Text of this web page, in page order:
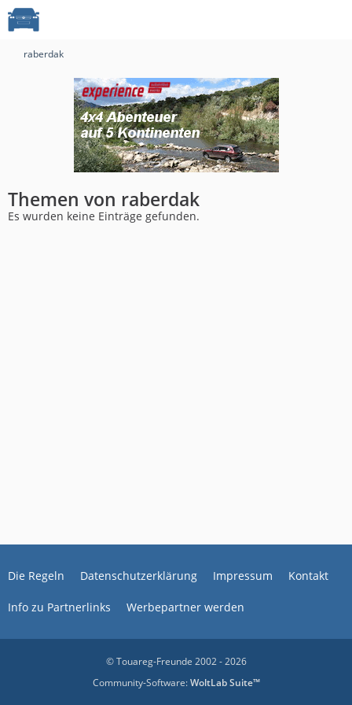
raberdak
Themen von raberdak
Es wurden keine Einträge gefunden.
Die Regeln Datenschutzerklärung Impressum Kontakt
Info zu Partnerlinks Werbepartner werden
© Touareg-Freunde 2002 - 2026
Community-Software:WoltLab Suite™